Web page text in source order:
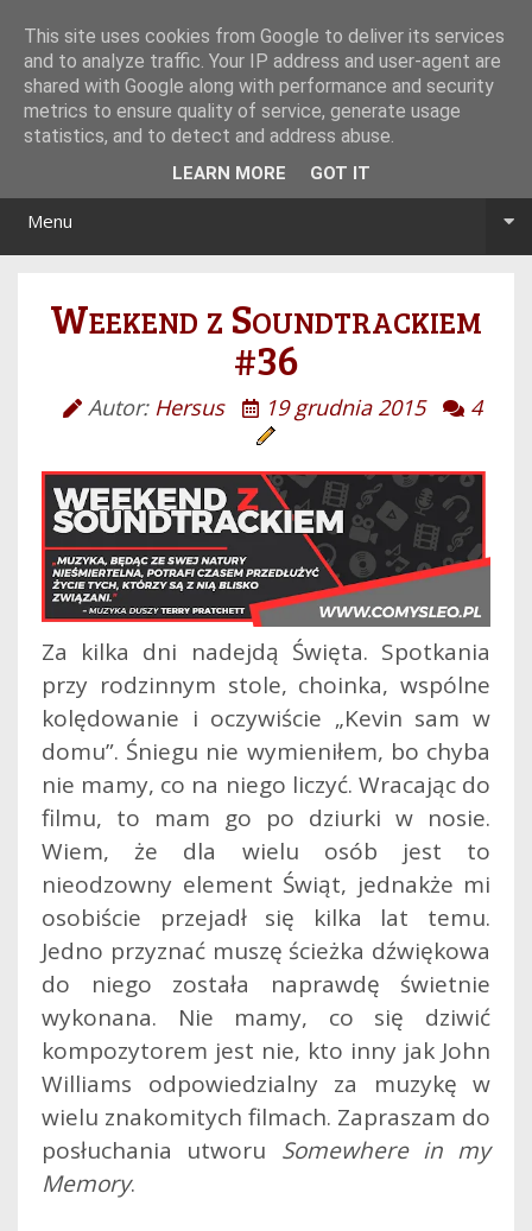
Menu
Weekend z Soundtrackiem
#36
Autor: Hersus 19 grudnia 2015 4
Za kilka dni nadejdą Święta. Spotkania
przy rodzinnym stole, choinka, wspólne
kolędowanie i oczywiście „Kevin sam w
domu”. Śniegu nie wymieniłem, bo chyba
nie mamy, co na niego liczyć. Wracając do
filmu, to mam go po dziurki w nosie.
Wiem, że dla wielu osób jest to
nieodzowny element Świąt, jednakże mi
osobiście przejadł się kilka lat temu.
Jedno przyznać muszę ścieżka dźwiękowa
do niego została naprawdę świetnie
wykonana. Nie mamy, co się dziwić
kompozytorem jest nie, kto inny jak John
Williams odpowiedzialny za muzykę w
wielu znakomitych filmach. Zapraszam do
posłuchania utworu Somewhere in my
Memory.
This site uses cookies from Google to deliver its services
and to analyze traffic. Your IP address and user-agent are
shared with Google along with performance and security
metrics to ensure quality of service, generate usage
statistics, and to detect and address abuse.
LEARN MORE GOT IT